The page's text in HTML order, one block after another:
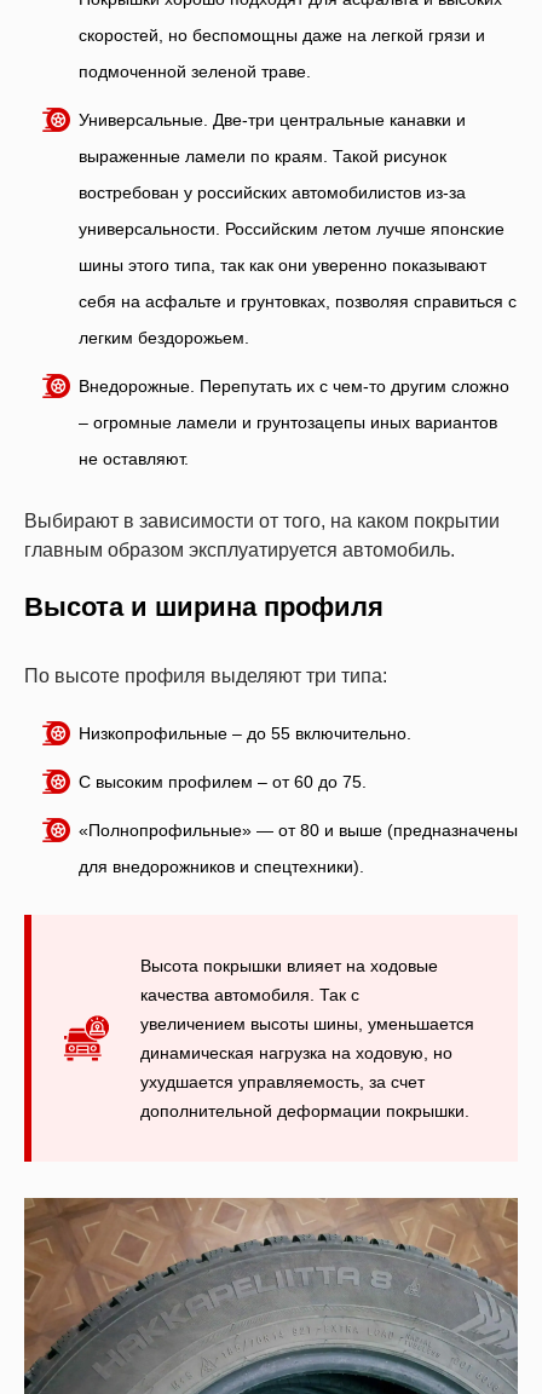
скоростей, но беспомощны даже на легкой грязи и
подмоченной зеленой траве.
Универсальные. Две-три центральные канавки и
выраженные ламели по краям. Такой рисунок
востребован у российских автомобилистов из-за
универсальности. Российским летом лучше японские
шины этого типа, так как они уверенно показывают
себя на асфальте и грунтовках, позволяя справиться с
легким бездорожьем.
Внедорожные. Перепутать их с чем-то другим сложно
– огромные ламели и грунтозацепы иных вариантов
не оставляют.
Выбирают в зависимости от того, на каком покрытии
главным образом эксплуатируется автомобиль.
Высота и ширина профиля
По высоте профиля выделяют три типа:
Низкопрофильные – до 55 включительно.
С высоким профилем – от 60 до 75.
«Полнопрофильные» — от 80 и выше (предназначены
для внедорожников и спецтехники).
Высота покрышки влияет на ходовые
качества автомобиля. Так с
увеличением высоты шины, уменьшается
динамическая нагрузка на ходовую, но
ухудшается управляемость, за счет
дополнительной деформации покрышки.